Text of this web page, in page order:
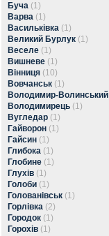
Буча (1)
Варва (1)
Васильківка (1)
Великий Бурлук (1)
Веселе (1)
Вишневе (1)
Вінниця (10)
Вовчанськ (1)
Володимир-Волинський
Володимирець (1)
Вугледар (1)
Гайворон (1)
Гайсин (1)
Глибока (1)
Глобине (1)
Глухів (1)
Голоби (1)
Голованівськ (1)
Горлівка (2)
Городок (1)
Горохів (1)